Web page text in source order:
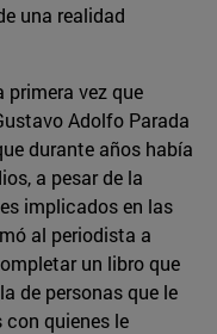
una realidad
primera vez que
Adolfo Parada
durante años había
a pesar de la
implicados en las
al periodista a
un libro que
de personas que le
quienes le